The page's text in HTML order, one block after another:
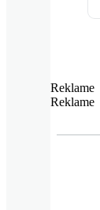
Reklame
Reklame